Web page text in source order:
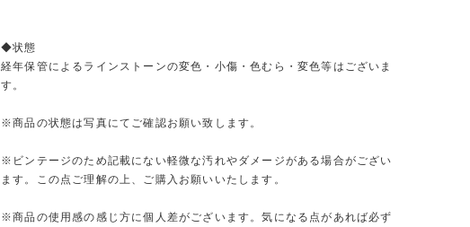
◆状態
経年保管によるラインストーンの変色・小傷・色むら・変色等はございま
す。
※商品の状態は写真にてご確認お願い致します。
※ビンテージのため記載にない軽微な汚れやダメージがある場合がござい
ます。この点ご理解の上、ご購入お願いいたします。
※商品の使用感の感じ方に個人差がございます。気になる点があれば必ず